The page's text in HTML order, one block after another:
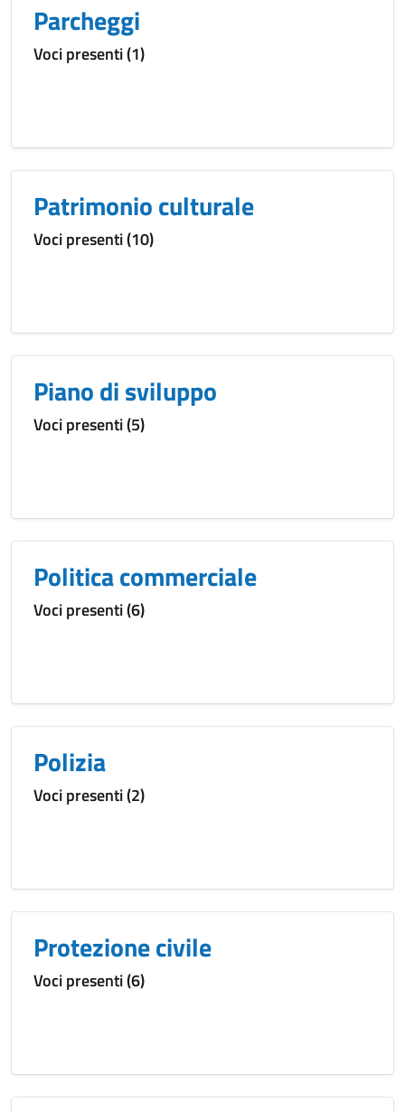
Parcheggi
Voci presenti (1)
Patrimonio culturale
Voci presenti (10)
Piano di sviluppo
Voci presenti (5)
Politica commerciale
Voci presenti (6)
Polizia
Voci presenti (2)
Protezione civile
Voci presenti (6)